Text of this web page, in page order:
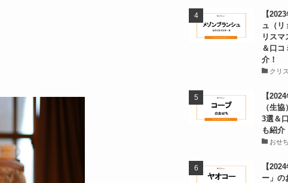
【
ュ（リ
リス
＆口コ
介！
クリ
【
（生
3選＆
も紹介
おせち
【
ー」の